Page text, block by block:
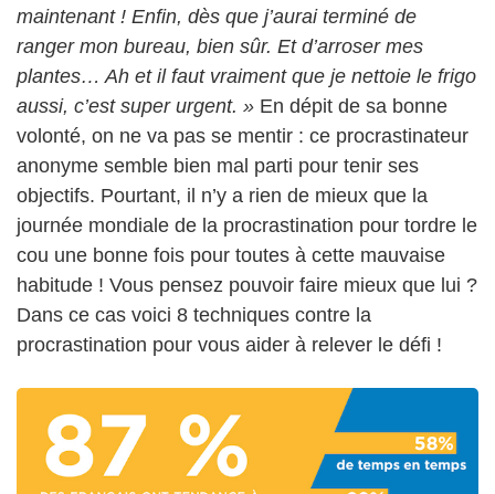
maintenant ! Enfin, dès que j’aurai terminé de
ranger mon bureau, bien sûr. Et d’arroser mes
plantes… Ah et il faut vraiment que je nettoie le frigo
aussi, c’est super urgent. » En dépit de sa bonne
volonté, on ne va pas se mentir : ce procrastinateur
anonyme semble bien mal parti pour tenir ses
objectifs. Pourtant, il n’y a rien de mieux que la
journée mondiale de la procrastination pour tordre le
cou une bonne fois pour toutes à cette mauvaise
habitude ! Vous pensez pouvoir faire mieux que lui ?
Dans ce cas voici 8 techniques contre la
procrastination pour vous aider à relever le défi !